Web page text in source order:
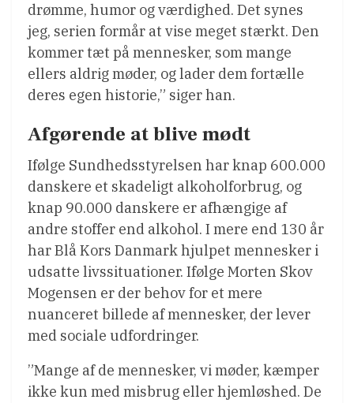
drømme, humor og værdighed. Det synes
jeg, serien formår at vise meget stærkt. Den
kommer tæt på mennesker, som mange
ellers aldrig møder, og lader dem fortælle
deres egen historie,” siger han.
Afgørende at blive mødt
Ifølge Sundhedsstyrelsen har knap 600.000
danskere et skadeligt alkoholforbrug, og
knap 90.000 danskere er afhængige af
andre stoffer end alkohol. I mere end 130 år
har Blå Kors Danmark hjulpet mennesker i
udsatte livssituationer. Ifølge Morten Skov
Mogensen er der behov for et mere
nuanceret billede af mennesker, der lever
med sociale udfordringer.
”Mange af de mennesker, vi møder, kæmper
ikke kun med misbrug eller hjemløshed. De